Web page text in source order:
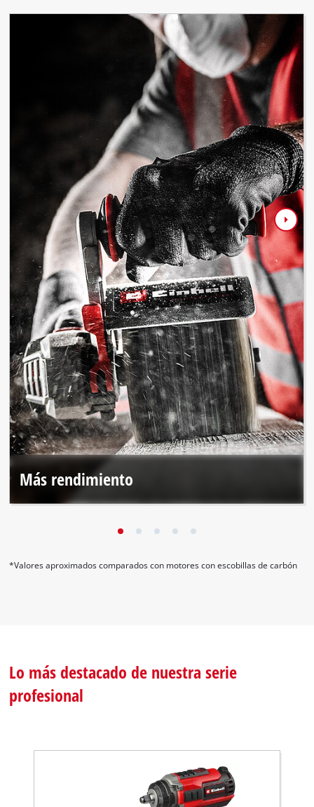
Más rendimiento
El motor sin escobillas y los materiales de primera calidad
*Valores aproximados comparados con motores con escobillas de carbón
Lo más destacado de nuestra serie
profesional